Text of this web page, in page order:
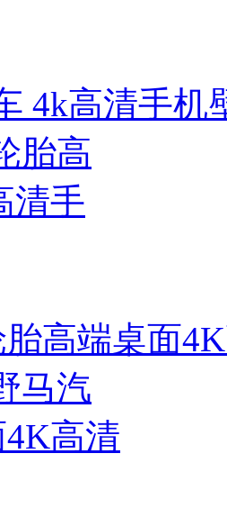
4k高清手机
高端桌面